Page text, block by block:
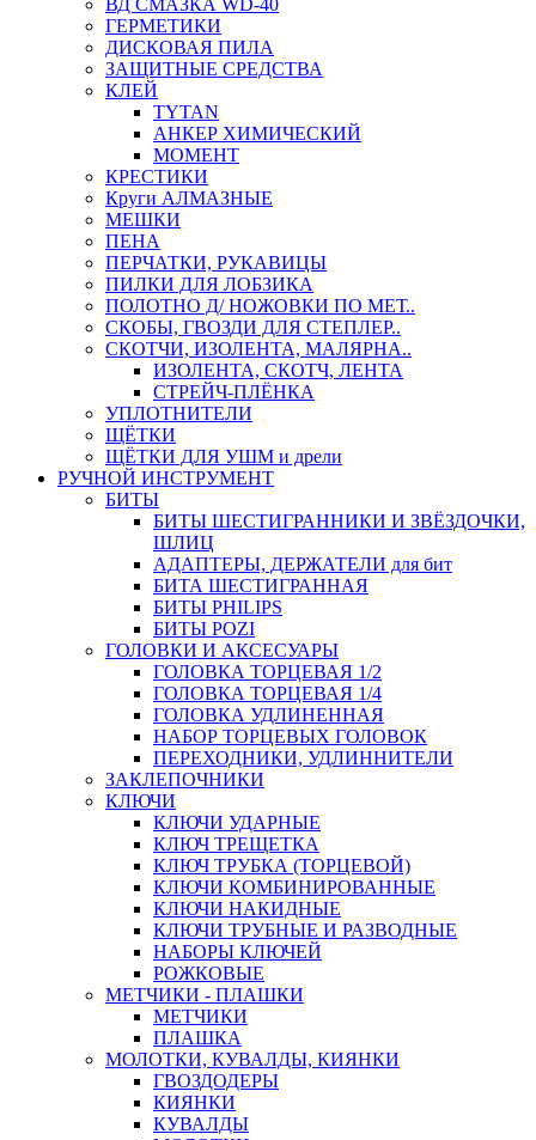
ВД СМАЗКА WD-40
ГЕРМЕТИКИ
ДИСКОВАЯ ПИЛА
ЗАЩИТНЫЕ СРЕДСТВА
КЛЕЙ
TYTAN
АНКЕР ХИМИЧЕСКИЙ
МОМЕНТ
КРЕСТИКИ
Круги АЛМАЗНЫЕ
МЕШКИ
ПЕНА
ПЕРЧАТКИ, РУКАВИЦЫ
ПИЛКИ ДЛЯ ЛОБЗИКА
ПОЛОТНО Д/ НОЖОВКИ ПО МЕТ..
СКОБЫ, ГВОЗДИ ДЛЯ СТЕПЛЕР..
СКОТЧИ, ИЗОЛЕНТА, МАЛЯРНА..
ИЗОЛЕНТА, СКОТЧ, ЛЕНТА
СТРЕЙЧ-ПЛЁНКА
УПЛОТНИТЕЛИ
ЩЁТКИ
ЩЁТКИ ДЛЯ УШМ и дрели
РУЧНОЙ ИНСТРУМЕНТ
БИТЫ
БИТЫ ШЕСТИГРАННИКИ И ЗВЁЗДОЧКИ,
ШЛИЦ
АДАПТЕРЫ, ДЕРЖАТЕЛИ для бит
БИТА ШЕСТИГРАННАЯ
БИТЫ PHILIPS
БИТЫ POZI
ГОЛОВКИ И АКСЕСУАРЫ
ГОЛОВКА ТОРЦЕВАЯ 1/2
ГОЛОВКА ТОРЦЕВАЯ 1/4
ГОЛОВКА УДЛИНЕННАЯ
НАБОР ТОРЦЕВЫХ ГОЛОВОК
ПЕРЕХОДНИКИ, УДЛИННИТЕЛИ
ЗАКЛЕПОЧНИКИ
КЛЮЧИ
КЛЮЧИ УДАРНЫЕ
КЛЮЧ ТРЕЩЕТКА
КЛЮЧ ТРУБКА (ТОРЦЕВОЙ)
КЛЮЧИ КОМБИНИРОВАННЫЕ
КЛЮЧИ НАКИДНЫЕ
КЛЮЧИ ТРУБНЫЕ И РАЗВОДНЫЕ
НАБОРЫ КЛЮЧЕЙ
РОЖКОВЫЕ
МЕТЧИКИ - ПЛАШКИ
МЕТЧИКИ
ПЛАШКА
МОЛОТКИ, КУВАЛДЫ, КИЯНКИ
ГВОЗДОДЕРЫ
КИЯНКИ
КУВАЛДЫ